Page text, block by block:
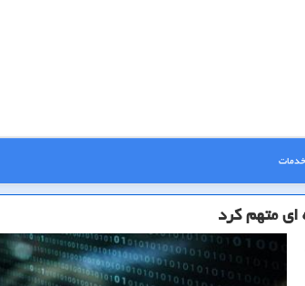
خدمات
متهم كرد